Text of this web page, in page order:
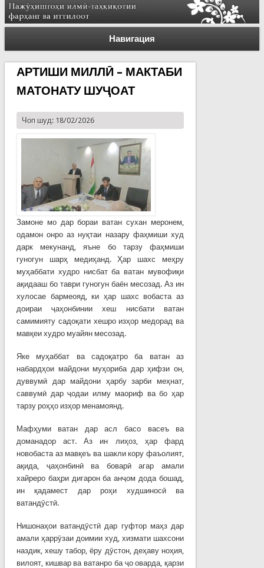
Навигация
АРТИШИ МИЛЛӢ – МАКТАБИ
МАТОНАТУ ШУҶОАТ
Чоп шуд: 18/02/2026
Замоне мо дар бораи ватан сухан меронем,
одамон онро аз нуқтаи назару фаҳмиши худ
дарк мекунанд, яъне бо тарзу фаҳмиши
гуногун шарҳ медиҳанд. Ҳар шахс меҳру
муҳаббати худро нисбат ба ватан мувофиқи
ақидааш бо таври гуногун баён месозад. Аз ин
хулосае бармеояд, ки ҳар шахс вобаста аз
доираи ҷаҳонбинии хеш нисбати ватан
самимияту садоқати хешро изҳор медорад ва
мавқеи худро муайян месозад.
Яке муҳаббат ва садоқатро ба ватан аз
набардҳои майдони муҳориба дар ҳифзи он,
дуввумӣ дар майдони ҳарбу зарби меҳнат,
саввумӣ дар ҷодаи илму маориф ва бо ҳар
тарзу роҳҳо изҳор менамоянд.
Мафҳуми ватан дар асл басо васеъ ва
доманадор аст. Аз ин лиҳоз, ҳар фард
новобаста аз мавқеъ ва шакли кору фаъолият,
ақида, ҷаҳонбинӣ ва боварӣ агар амали
хайреро баҳри дигарон ба анҷом дода бошад,
ин қадамест дар роҳи худшиносӣ ва
ватандӯстӣ.
Нишонаҳои ватандӯстӣ дар гуфтор маҳз дар
амали ҳаррӯзаи доимии худ, хизмати шахсони
наздик, хешу табор, ёру дӯстон, деҳаву ноҳия,
вилоят, кишвар ва ватанро ба ҷо оварда, қарзи